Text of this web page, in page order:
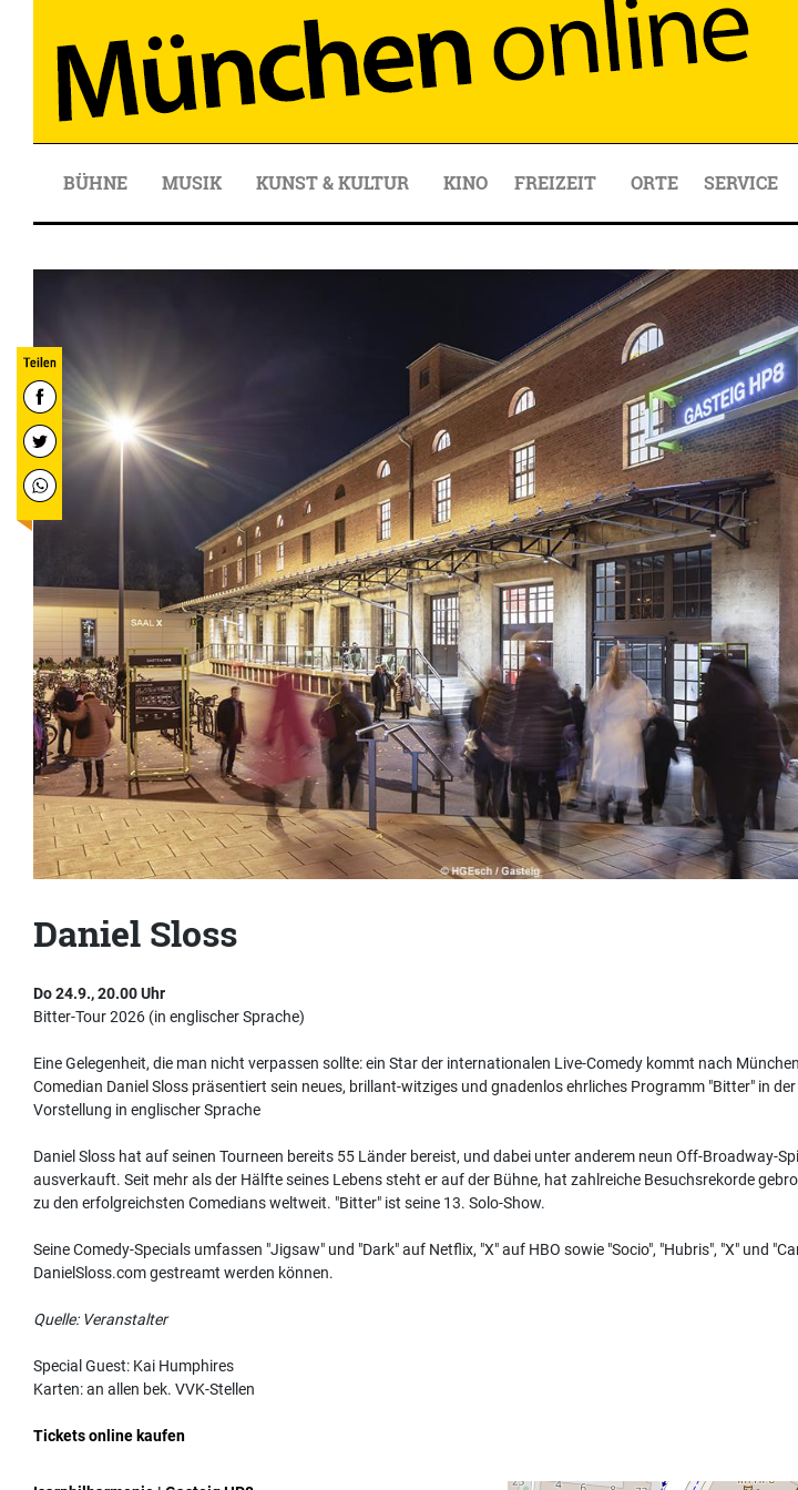
BÜHNE MUSIK KUNST & KULTUR KINO FREIZEIT ORTE SERVICE
Daniel Sloss
Do 24.9., 20.00 Uhr
Bitter-Tour 2026 (in englischer Sprache)
Eine Gelegenheit, die man nicht verpassen sollte: ein Star der internationalen Live-Comedy kommt nach
Comedian Daniel Sloss präsentiert sein neues, brillant-witziges und gnadenlos ehrliches Programm "Bitter" in
Vorstellung in englischer Sprache
Daniel Sloss hat auf seinen Tourneen bereits 55 Länder bereist, und dabei unter anderem neun Off-Broadway-
ausverkauft. Seit mehr als der Hälfte seines Lebens steht er auf der Bühne, hat zahlreiche Besuchsrekorde
zu den erfolgreichsten Comedians weltweit. "Bitter" ist seine 13. Solo-Show.
Seine Comedy-Specials umfassen "Jigsaw" und "Dark" auf Netflix, "X" auf HBO sowie "Socio", "Hubris", "X" und
DanielSloss.com gestreamt werden können.
Quelle: Veranstalter
Special Guest: Kai Humphires
Karten: an allen bek. VVK-Stellen
Tickets online kaufen